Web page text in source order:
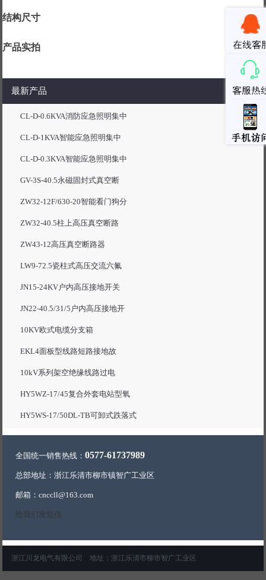
结构尺寸
产品实拍
最新产品
CL-D-0.6KVA消防应急照明集中
CL-D-1KVA智能应急照明集中
CL-D-0.3KVA智能应急照明集中
GV-3S-40.5永磁固封式真空断
ZW32-12F/630-20智能看门狗分
ZW32-40.5柱上高压真空断路
ZW43-12高压真空断路器
LW9-72.5瓷柱式高压交流六氟
JN15-24KV户内高压接地开关
JN22-40.5/31/5户内高压接地开
10KV欧式电缆分支箱
EKL4面板型线路短路接地故
10kV系列架空绝缘线路过电
HY5WZ-17/45复合外套电站型氧
HY5WS-17/50DL-TB可卸式跌落式
全国统一销售热线：0577-61737989
总部地址：浙江乐清市柳市镇智广工业区
邮箱：cnccll@163.com
给我们发短信
浙江川龙电气有限公司 地址：浙江乐清市柳市智广工业区